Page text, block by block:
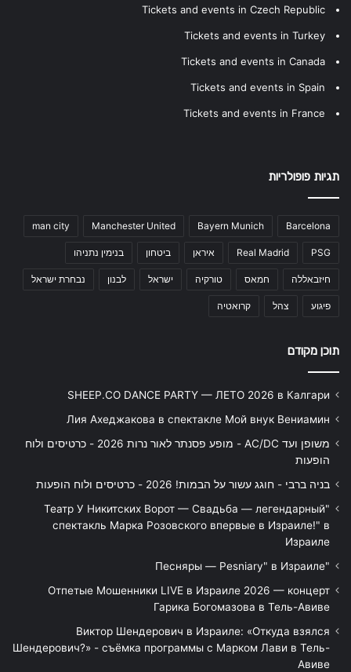
Tickets and events in Czech Republic
Tickets and events in Turkey
Tickets and events in Canada
Tickets and events in Spain
Tickets and events in France
תגיות פופולריות
Barcelona
Bayern Munich
Manchester United
man city
PSG
Real Madrid איראן ביטחון בנימין נתניהו
חיזבאללה חמאס טורקיה ישראל לבנון נבחרת ישראל
פיגוע צהל קרואטיה
תוכן מקודם
SHEEP.CO DANCE PARTY — ЛЕТО 2026 в Калгари
Лия Ахеджакова в спектакле Мой внук Вениамин
משופן ועד AC/DC - מופע פסנתר לאור נרות 2026 - כרטיסים ולוח
הופעות
בניה ברבי - חוגג עשור על הבמות! 2026 - כרטיסים ולוח הופעות
"Театр У Никитских Ворот — Свадьба — легендарный
спектакль Марка Розовского впервые в Израиле!" в
Израиле
"Песняры — Pesniary" в Израиле
Отпетые Мошенники LIVE в Израиле 2026 — концерт
Гарика Богомазова в Тель-Авиве
Виктор Шендерович в Израиле: «Откуда взялся
Шендерович?» - съёмка программы с Марком Лави в Тель-
Авиве